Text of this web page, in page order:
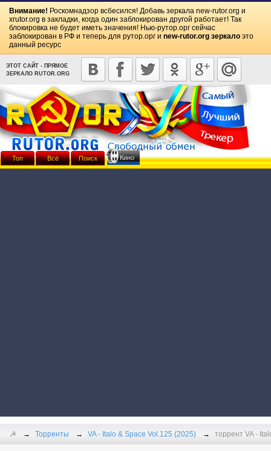
Внимание! Роскомнадзор всбесился! Добавь зеркала new-rutor.org и
xrutor.org в закладки, когда один заблокирован другой работает! Так
блокировка не будет иметь значения! Нью-рутор.орг сейчас
заблокирован в РФ и теперь для рутор.орг и new-rutor.org зеркало это
данный ресурс
ЭТОТ САЙТ - ПРЯМОЕ
ЗЕРКАЛО RUTOR.ORG
☭ Торренты VA - Italo & Space Vol.125 (2025) торрент VA -